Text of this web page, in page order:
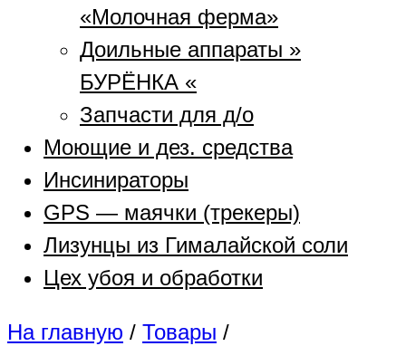
«Молочная ферма»
Доильные аппараты »
БУРЁНКА «
Запчасти для д/о
Моющие и дез. средства
Инсинираторы
GPS — маячки (трекеры)
Лизунцы из Гималайской соли
Цех убоя и обработки
На главную / Товары /